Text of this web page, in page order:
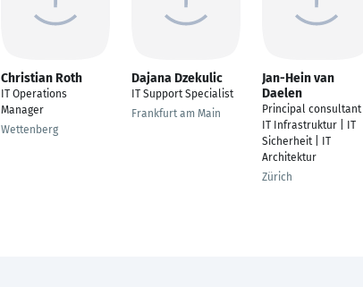
Christian Roth
IT Operations
Manager
Wettenberg
Dajana Dzekulic
IT Support Specialist
Frankfurt am Main
Jan-Hein van
Daelen
Principal consultant |
IT Infrastruktur | IT
Sicherheit | IT
Architektur
Zürich